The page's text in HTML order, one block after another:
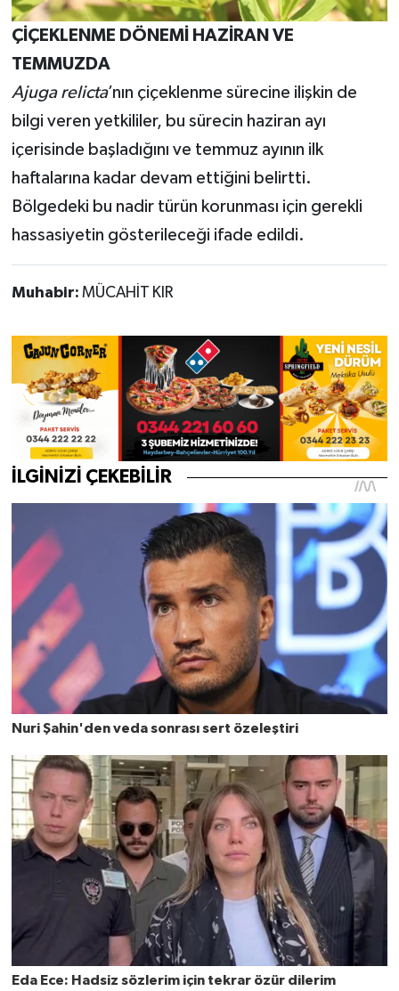
ÇİÇEKLENME DÖNEMİ HAZİRAN VE
TEMMUZDA
Ajuga relicta’nın çiçeklenme sürecine ilişkin de
bilgi veren yetkililer, bu sürecin haziran ayı
içerisinde başladığını ve temmuz ayının ilk
haftalarına kadar devam ettiğini belirtti.
Bölgedeki bu nadir türün korunması için gerekli
hassasiyetin gösterileceği ifade edildi.
Muhabir: MÜCAHİT KIR